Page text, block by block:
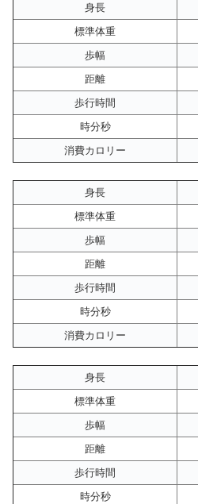
身長
標準体重
歩幅
距離
歩行時間
時分秒
消費カロリー
身長
標準体重
歩幅
距離
歩行時間
時分秒
消費カロリー
身長
標準体重
歩幅
距離
歩行時間
時分秒